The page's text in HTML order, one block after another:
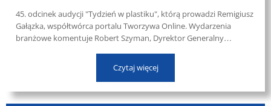
45. odcinek audycji "Tydzień w plastiku", którą prowadzi Remigiusz
Gałązka, współtwórca portalu Tworzywa Online. Wydarzenia
branżowe komentuje Robert Szyman, Dyrektor Generalny
Czytaj więcej